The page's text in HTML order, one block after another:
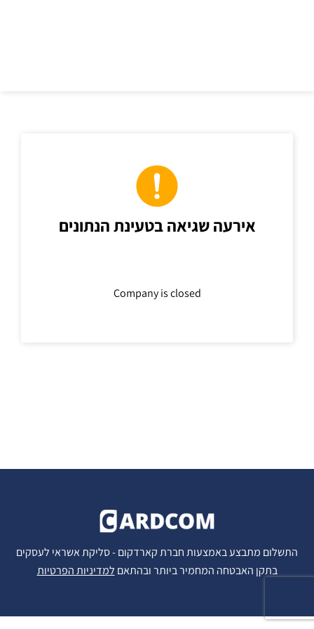
אירעה שגיאה בטעינת הנתונים
Company is closed
התשלום מתבצע באמצעות חברת קארדקום - סליקת אשראי לעסקים
בתקן האבטחה המחמיר ביותר ובהתאם למדיניות הפרטיות